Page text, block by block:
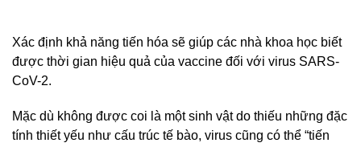
Xác định khả năng tiến hóa sẽ giúp các nhà khoa học biết
được thời gian hiệu quả của vaccine đối với virus SARS-
CoV-2.
Mặc dù không được coi là một sinh vật do thiếu những đặc
tính thiết yếu như cấu trúc tế bào, virus cũng có thể “tiến